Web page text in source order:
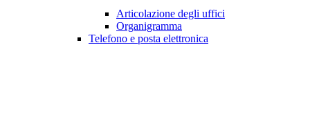
Articolazione degli uffici
Organigramma
Telefono e posta elettronica